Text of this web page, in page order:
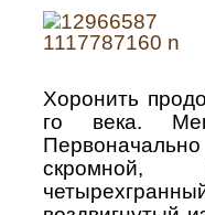
Хоронить
го века.
скромной,